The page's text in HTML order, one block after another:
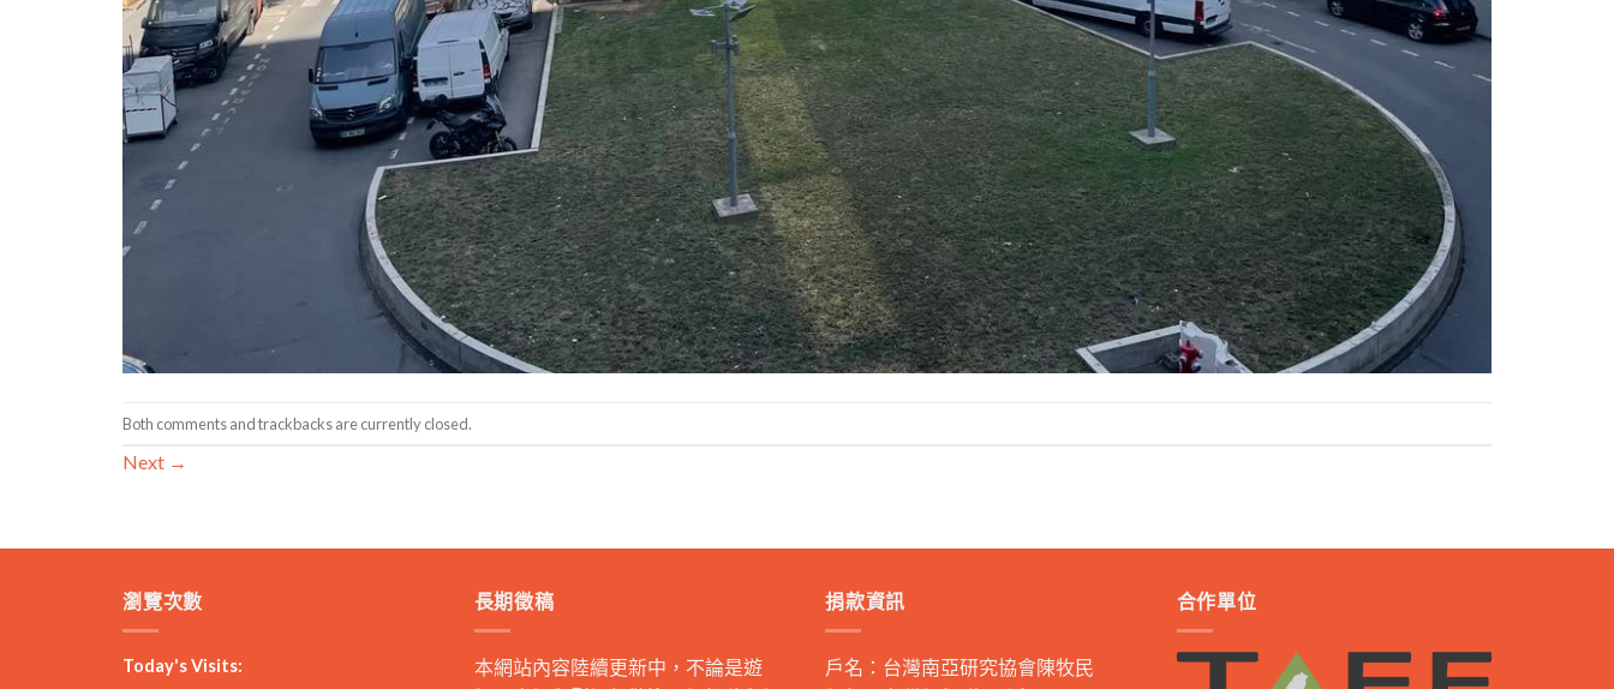
Both comments and trackbacks are currently closed.
Next →
瀏覽次數
Today's Visits:
長期徵稿
本網站內容陸續更新中，不論是遊
捐款資訊
戶名：台灣南亞研究協會陳牧民
合作單位